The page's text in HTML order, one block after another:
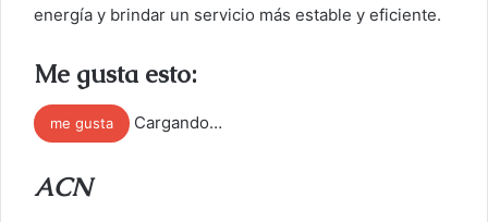
energía y brindar un servicio más estable y eficiente.
Me gusta esto:
me gusta Cargando…
ACN